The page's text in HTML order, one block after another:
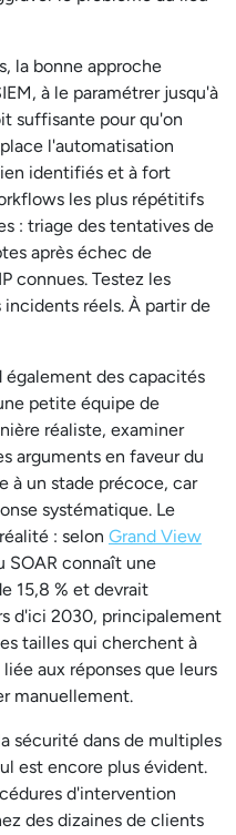
la bonne approche
à le paramétrer jusqu'à
suffisante pour qu'on
l'automatisation
identifiés et à fort
les plus répétitifs
: triage des tentatives de
après échec de
connues. Testez les
réels. À partir de
des capacités
petite équipe de
réaliste, examiner
arguments en faveur du
à un stade précoce, car
systématique. Le
: selon Grand View
SOAR connaît une
15,8 % et devrait
d'ici 2030, principalement
tailles qui cherchent à
aux réponses que leurs
manuellement.
sécurité dans de multiples
est encore plus évident.
d'intervention
des dizaines de clients